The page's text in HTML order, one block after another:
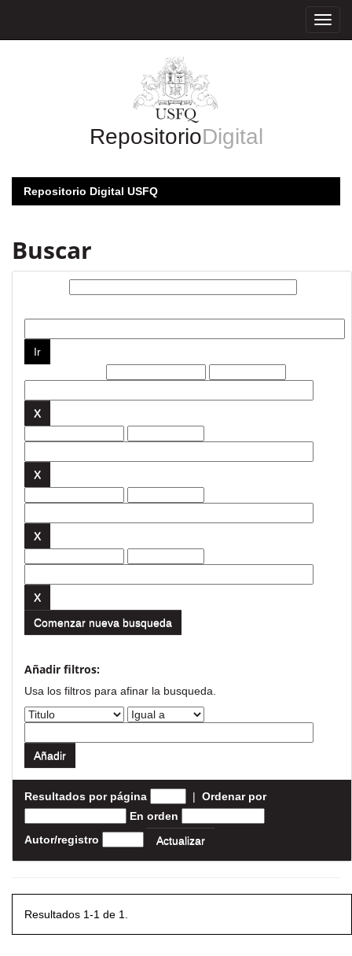
RepositorioDigital
Repositorio Digital USFQ
Buscar
Comenzar nueva busqueda
Añadir filtros:
Usa los filtros para afinar la busqueda.
Resultados por página | Ordenar por
En orden
Autor/registro
Resultados 1-1 de 1.